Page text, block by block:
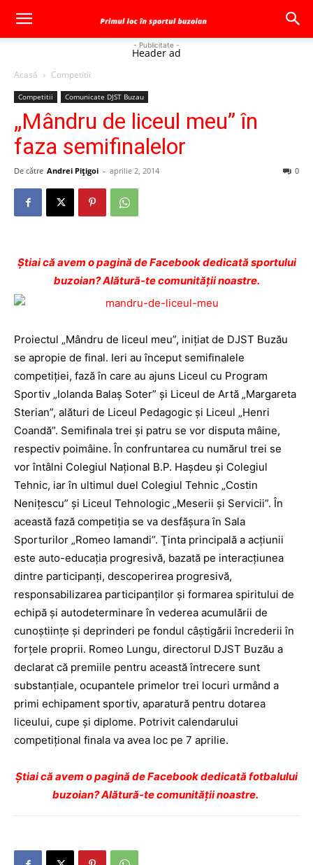
- Publicitate -
Header ad
Acasă Competitii
Competitii Comunicate DJST Buzau
„Mândru de liceul meu” în
faza semifinalelor
De către Andrei Pițigoi - aprilie 2, 2014 0
Ştiai că avem o pagină de Facebook dedicată sportului
buzoian? Alătură-te comunității noastre.
Proiectul „Mândru de liceul meu”, iniţiat de DJST Buzău
se apropie de final. Ieri au început semifinalele
competiţiei, fază în care au ajuns Liceul cu Program
Sportiv „Iolanda Balaş Soter” şi Liceul de Artă „Margareta
Sterian”, alături de Liceul Pedagogic şi Liceul „Henri
Coandă”. Semifinala trei şi patru se vor disputa mâine,
respectiv poimâine. În confruntarea cu numărul trei se
vor întâlni Colegiul Naţional B.P. Haşdeu şi Colegiul
Tehnic, iar în ultimul duel Colegiul Tehnic „Costin
Neniţescu” şi Liceul Tehnologic „Meserii şi Servicii”. În
această fază competiţia se va desfăşura în Sala
Sporturilor „Romeo Iamandi”. Ţinta principală a acţiunii
este auto-educaţia progresivă, bazată pe interacţiunea
dintre participanţi, descoperirea progresivă,
responsabilizarea participanţilor şi formarea spiritului de
echipă şi autodeterminare în vederea acumulării de
cunoştiinţe şi deprinderi pe fondul câştigării încrederii în
forţele proprii. Romeo Lungu, directorul DJST Buzău a
declarat că premiile pentru această întrecere sunt
substanţiale, ocupantele primelor trei locuri urmând a
primi echipament sportiv, aparatură pentru dotarea
liceului, cupe şi diplome. Potrivit calendarului
competiţional finala va avea loc pe 7 aprilie.
Ştiai că avem o pagină de Facebook dedicată fotbalului
buzoian? Alătură-te comunității noastre.